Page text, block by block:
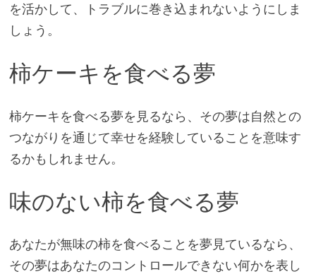
を活かして、トラブルに巻き込まれないようにしま
しょう。
柿ケーキを食べる夢
柿ケーキを食べる夢を見るなら、その夢は自然との
つながりを通じて幸せを経験していることを意味す
るかもしれません。
味のない柿を食べる夢
あなたが無味の柿を食べることを夢見ているなら、
その夢はあなたのコントロールできない何かを表し